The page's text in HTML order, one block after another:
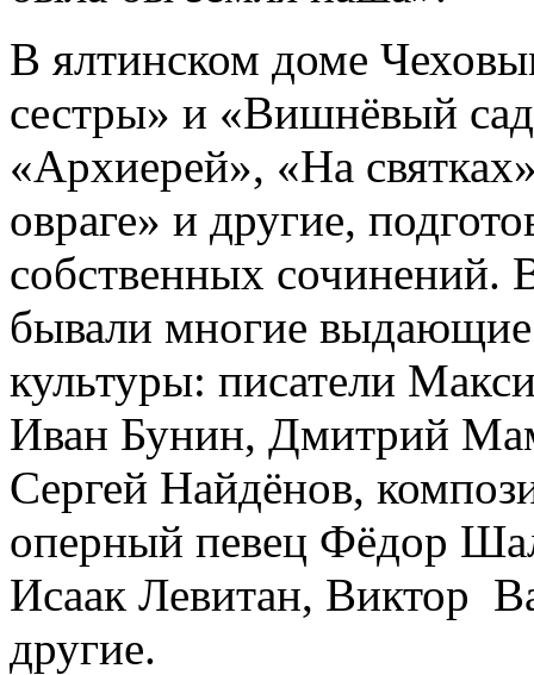
В ялтинском доме
сестры» и «Вишнёвый
«Архиерей», «На
овраге» и другие,
собственных сочинений.
бывали многие
культуры: писатели
Иван Бунин, Дмитрий
Сергей Найдёнов,
оперный певец Фёдор
Исаак Левитан, Виктор
другие.